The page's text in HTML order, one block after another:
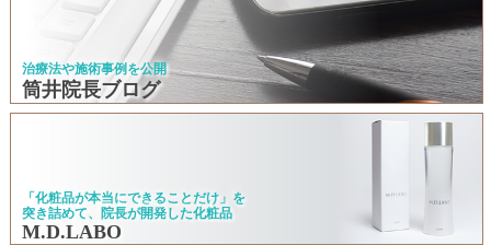
治療法や施術事例を公開
筒井院長ブログ
「化粧品が本当にできることだけ」を
突き詰めて、院長が開発した化粧品
M.D.LABO